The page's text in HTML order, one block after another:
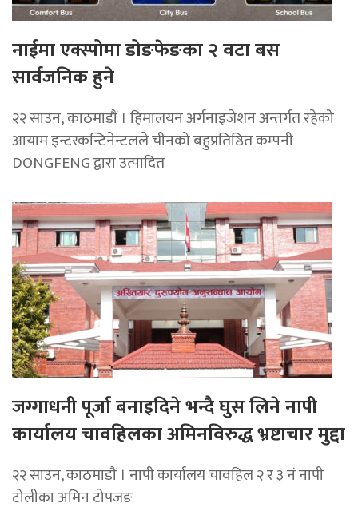
नाईमा एक्स्पोमा डोङफेङका २ वटा बस
सार्वजनिक हुने
२२ साउन, काठमाडाैं । हिमालयन अर्गनाइजेशन अन्तर्गत रहेको
आयाम इन्टरकन्टिनेन्टलले चीनको बहुप्रतिष्ठित कम्पनी
DONGFENG द्वारा उत्पादित
जग्गाधनी पूर्जा बनाइदिने भन्दै घुस लिने नापी
कार्यालय चावहिलका अमिनविरुद्ध भ्रष्टाचार मुद्दा
२२ साउन, काठमाडौं । नापी कार्यालय चावहिल २ र ३ नं नापी
टोलीका अमिन टोपजङ